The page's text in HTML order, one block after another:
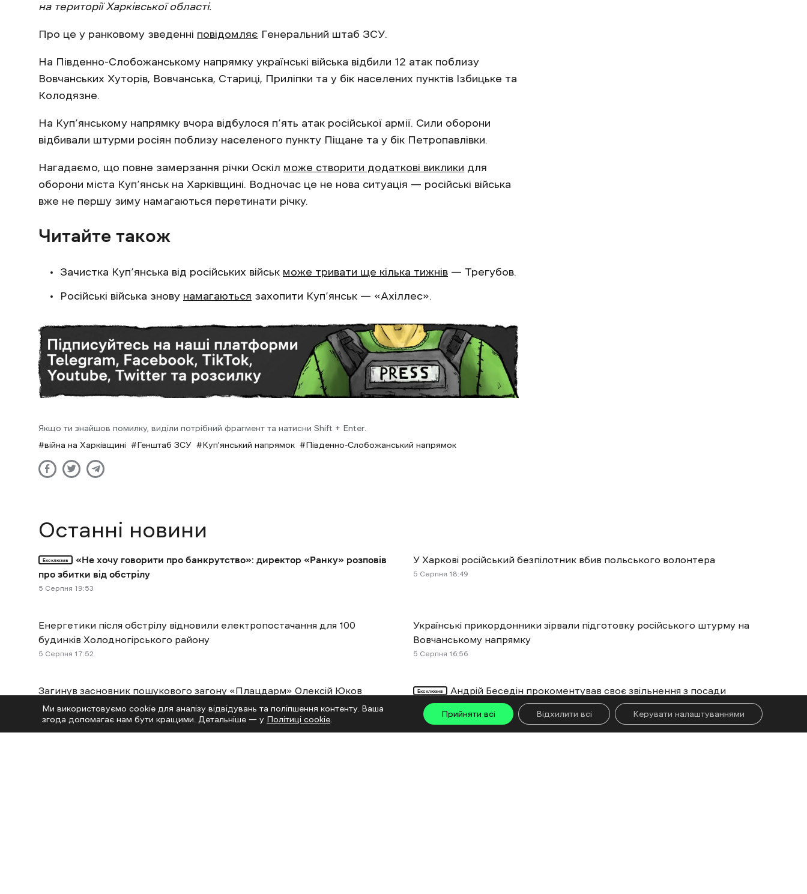
на території Харківської області.
Про це у ранковому зведенні повідомляє Генеральний штаб ЗСУ.
На Південно-Слобожанському напрямку українські війська відбили 12 атак поблизу
Вовчанських Хуторів, Вовчанська, Стариці, Приліпки та у бік населених пунктів Ізбицьке та
Колодязне.
На Куп’янському напрямку вчора відбулося п’ять атак російської армії. Сили оборони
відбивали штурми росіян поблизу населеного пункту Піщане та у бік Петропавлівки.
Нагадаємо, що повне замерзання річки Оскіл може створити додаткові виклики для
оборони міста Куп’янськ на Харківщині. Водночас це не нова ситуація — російські війська
вже не першу зиму намагаються перетинати річку.
Читайте також
Зачистка Куп’янська від російських військ може тривати ще кілька тижнів — Трегубов.
Російські війська знову намагаються захопити Куп’янськ — «Ахіллес».
Якщо ти знайшов помилку, виділи потрібний фрагмент та натисни Shift + Enter.
війна на Харківщині
Генштаб ЗСУ Куп'янський напрямок Південно-Слобожанський напрямок
Останні новини
Ексклюзив
«Не хочу говорити про банкрутство»: директор «Ранку» розповів
про збитки від обстрілу
5 Cерпня 19:53
У Харкові російський безпілотник вбив польського волонтера
5 Cерпня 18:49
Енергетики після обстрілу відновили електропостачання для 100
будинків Холодногірського району
5 Cерпня 17:52
Українські прикордонники зірвали підготовку російського штурму на
Вовчанському напрямку
5 Cерпня 16:56
Загинув засновник пошукового загону «Плацдарм» Олексій Юков
5 Cерпня 16:20
Ексклюзив
Андрій Беседін прокоментував своє звільнення з посади
начальника Куп’янської МВА
5 Cерпня 16:10
Ми використовуємо cookie для аналізу відвідувань та поліпшення контенту. Ваша
згода допомагає нам бути кращими. Детальніше — у Політиці cookie
Прийняти всі Відхилити всі Керувати налаштуваннями